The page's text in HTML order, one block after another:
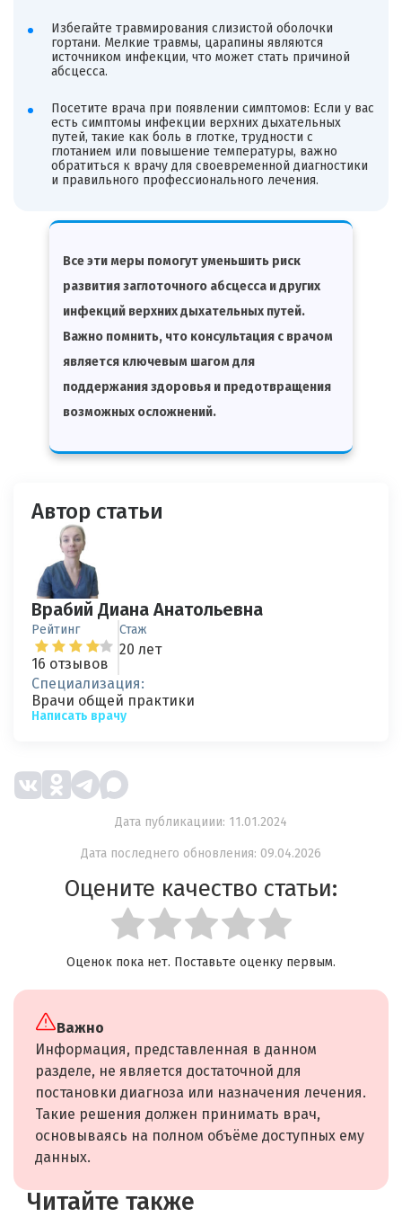
Избегайте травмирования слизистой оболочки
гортани. Мелкие травмы, царапины являются
источником инфекции, что может стать причиной
абсцесса.
Посетите врача при появлении симптомов: Если у вас
есть симптомы инфекции верхних дыхательных
путей, такие как боль в глотке, трудности с
глотанием или повышение температуры, важно
обратиться к врачу для своевременной диагностики
и правильного профессионального лечения.
Все эти меры помогут уменьшить риск
развития заглоточного абсцесса и других
инфекций верхних дыхательных путей.
Важно помнить, что консультация с врачом
является ключевым шагом для
поддержания здоровья и предотвращения
возможных осложнений.
Автор статьи
Врабий Диана Анатольевна
Рейтинг
16 отзывов
Стаж
20 лет
Специализация:
Врачи общей практики
Написать врачу
Дата публикациии: 11.01.2024
Дата последнего обновления: 09.04.2026
Оцените качество статьи:
Оценок пока нет. Поставьте оценку первым.
Важно
Информация, представленная в данном
разделе, не является достаточной для
постановки диагноза или назначения лечения.
Такие решения должен принимать врач,
основываясь на полном объёме доступных ему
данных.
Читайте также